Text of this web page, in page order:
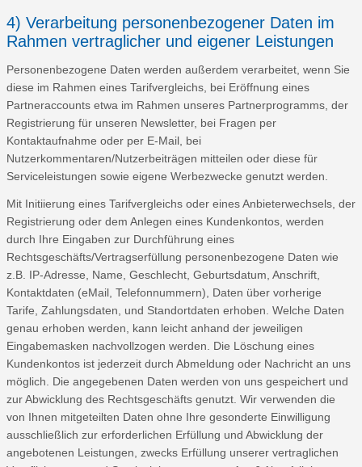
4) Verarbeitung personenbezogener Daten im
Rahmen vertraglicher und eigener Leistungen
Personenbezogene Daten werden außerdem verarbeitet, wenn Sie
diese im Rahmen eines Tarifvergleichs, bei Eröffnung eines
Partneraccounts etwa im Rahmen unseres Partnerprogramms, der
Registrierung für unseren Newsletter, bei Fragen per
Kontaktaufnahme oder per E-Mail, bei
Nutzerkommentaren/Nutzerbeiträgen mitteilen oder diese für
Serviceleistungen sowie eigene Werbezwecke genutzt werden.
Mit Initiierung eines Tarifvergleichs oder eines Anbieterwechsels, der
Registrierung oder dem Anlegen eines Kundenkontos, werden
durch Ihre Eingaben zur Durchführung eines
Rechtsgeschäfts/Vertragserfüllung personenbezogene Daten wie
z.B. IP-Adresse, Name, Geschlecht, Geburtsdatum, Anschrift,
Kontaktdaten (eMail, Telefonnummern), Daten über vorherige
Tarife, Zahlungsdaten, und Standortdaten erhoben. Welche Daten
genau erhoben werden, kann leicht anhand der jeweiligen
Eingabemasken nachvollzogen werden. Die Löschung eines
Kundenkontos ist jederzeit durch Abmeldung oder Nachricht an uns
möglich. Die angegebenen Daten werden von uns gespeichert und
zur Abwicklung des Rechtsgeschäfts genutzt. Wir verwenden die
von Ihnen mitgeteilten Daten ohne Ihre gesonderte Einwilligung
ausschließlich zur erforderlichen Erfüllung und Abwicklung der
angebotenen Leistungen, zwecks Erfüllung unserer vertraglichen